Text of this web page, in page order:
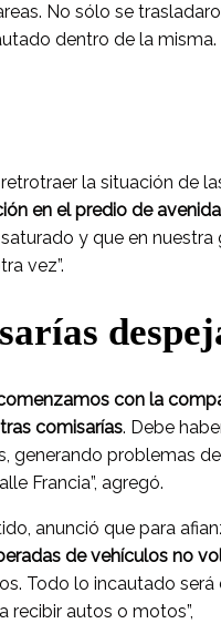
No sólo se
dentro de la
retrotraer la situación de
en el predio de
y que en
vez”.
con la
comisarías. Debe
generando problemas
Francia”, agregó.
anunció que para
de vehículos no
Todo lo incautado
recibir autos o motos”,